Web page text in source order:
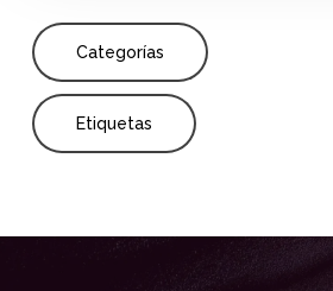
Categorías
Etiquetas